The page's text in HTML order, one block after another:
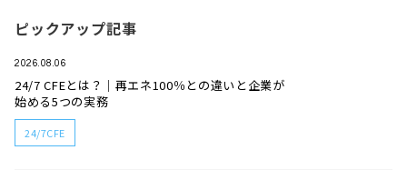
ピックアップ記事
2026.08.06
24/7 CFEとは？｜再エネ100％との違いと企業が
始める5つの実務
24/7CFE